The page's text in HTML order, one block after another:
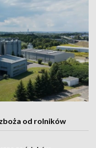
od rolników